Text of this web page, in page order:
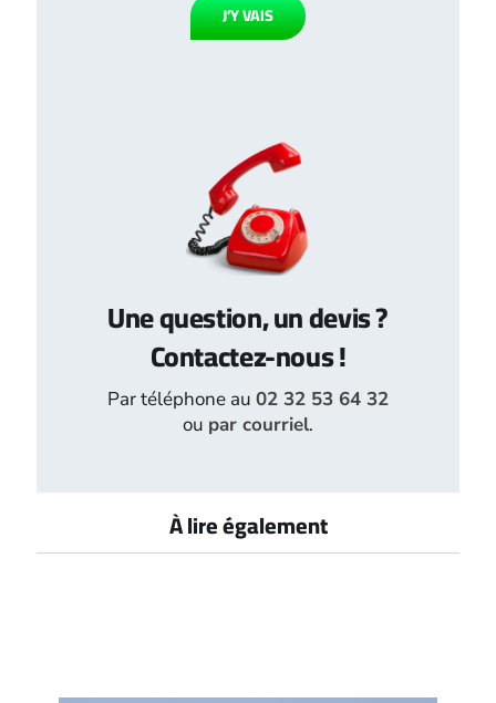
J’Y VAIS
Une question, un devis ?
Contactez-nous !
Par téléphone au 02 32 53 64 32
ou par courriel.
À lire également